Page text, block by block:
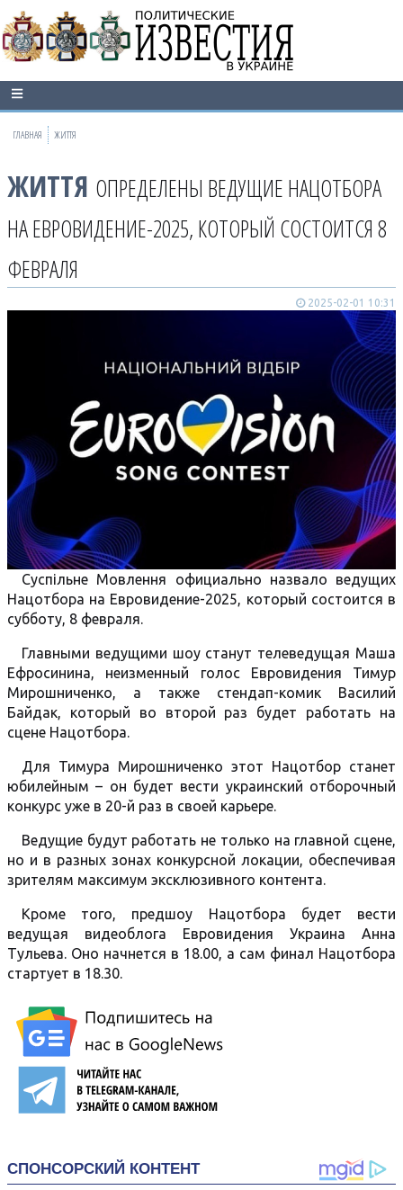
ГЛАВНАЯ ЖИТТЯ
ЖИТТЯ ОПРЕДЕЛЕНЫ ВЕДУЩИЕ НАЦОТБОРА
НА ЕВРОВИДЕНИЕ-2025, КОТОРЫЙ СОСТОИТСЯ 8
ФЕВРАЛЯ
2025-02-01 10:31
Суспільне Мовлення официально назвало ведущих
Нацотбора на Евровидение-2025, который состоится в
субботу, 8 февраля.
Главными ведущими шоу станут телеведущая Маша
Ефросинина, неизменный голос Евровидения Тимур
Мирошниченко, а также стендап-комик Василий
Байдак, который во второй раз будет работать на
сцене Нацотбора.
Для Тимура Мирошниченко этот Нацотбор станет
юбилейным – он будет вести украинский отборочный
конкурс уже в 20-й раз в своей карьере.
Ведущие будут работать не только на главной сцене,
но и в разных зонах конкурсной локации, обеспечивая
зрителям максимум эксклюзивного контента.
Кроме того, предшоу Нацотбора будет вести
ведущая видеоблога Евровидения Украина Анна
Тульева. Оно начнется в 18.00, а сам финал Нацотбора
стартует в 18.30.